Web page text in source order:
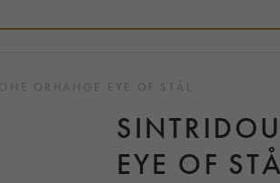
ÖRHÄNGE EYE OF STÅL
EYE OF